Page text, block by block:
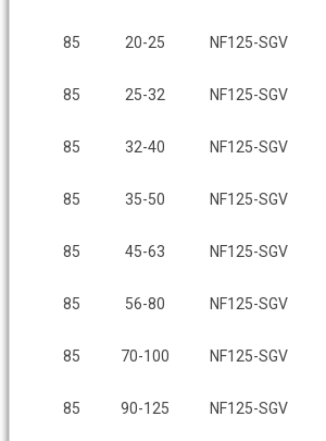
85 20-25 NF125-SGV
85 25-32 NF125-SGV
85 32-40 NF125-SGV
85 35-50 NF125-SGV
85 45-63 NF125-SGV
85 56-80 NF125-SGV
85 70-100 NF125-SGV
85 90-125 NF125-SGV